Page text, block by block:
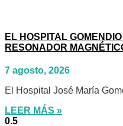
EL HOSPITAL
RESONADOR
7 agosto, 2026
El Hospital José María
LEER MÁS »